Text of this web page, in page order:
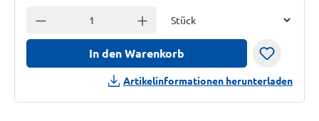
Anzahl verringern Anzahl erhöhen
In den Warenkorb
Artikelinformationen herunterladen